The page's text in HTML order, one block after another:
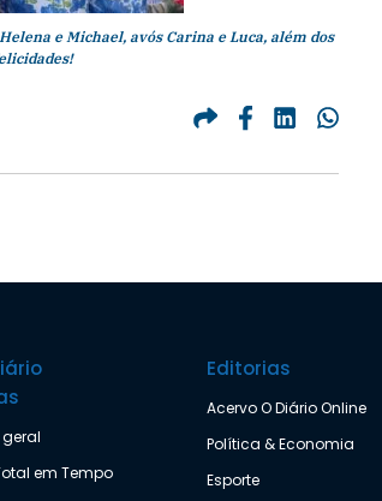
e Michael, avós Carina e Luca, além dos
em Tempo
Editorias
Acervo O Diário Online
Política & Economia
Esporte